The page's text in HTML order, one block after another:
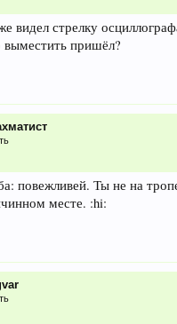
видел стрелку
выместить пришёл?
повежливей. Ты не на
месте. :hi: